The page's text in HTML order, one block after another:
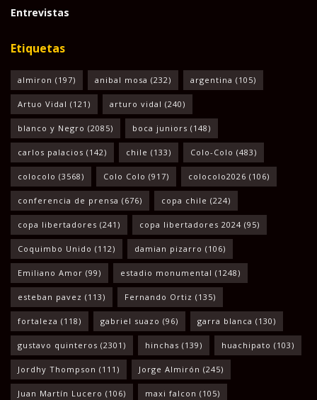
Entrevistas
Etiquetas
almiron (197) anibal mosa (232) argentina (105)
Artuo Vidal (121) arturo vidal (240)
blanco y Negro (2085) boca juniors (148)
carlos palacios (142) chile (133) Colo-Colo (483)
colocolo (3568) Colo Colo (917) colocolo2026 (106)
conferencia de prensa (676) copa chile (224)
copa libertadores (241) copa libertadores 2024 (95)
Coquimbo Unido (112) damian pizarro (106)
Emiliano Amor (99) estadio monumental (1248)
esteban pavez (113) Fernando Ortiz (135)
fortaleza (118) gabriel suazo (96) garra blanca (130)
gustavo quinteros (2301) hinchas (139) huachipato (103)
Jordhy Thompson (111) Jorge Almirón (245)
Juan Martín Lucero (106) maxi falcon (105)